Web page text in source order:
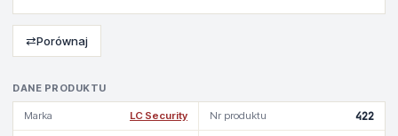
DANE PRODUKTU
Marka LC Security Nr produktu 422
⇄Porównaj